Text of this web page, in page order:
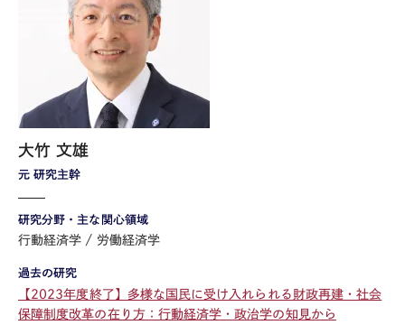
元 研究主幹
大竹 文雄
研究分野・主な関心領域
行動経済学 労働経済学
過去の研究
【2023年度終了】多様な国民に受け入れられる財政再建・社会
保障制度改革の在り方：行動経済学・政治学の知見から